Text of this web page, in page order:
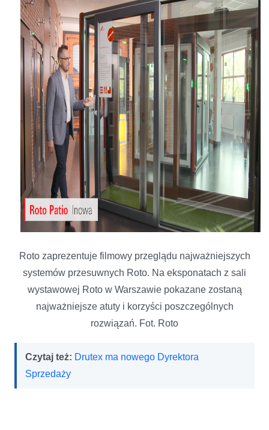
Roto zaprezentuje filmowy przeglądu najważniejszych
systemów przesuwnych Roto. Na eksponatach z sali
wystawowej Roto w Warszawie pokazane zostaną
najważniejsze atuty i korzyści poszczególnych
rozwiązań. Fot. Roto
Czytaj też: Drutex ma nowego Dyrektora
Sprzedaży